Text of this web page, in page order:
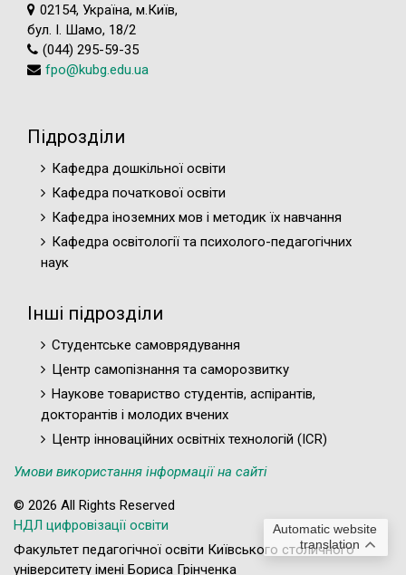
Automatic website
translation
02154, Україна, м.Київ,
бул. І. Шамо, 18/2
(044) 295-59-35
fpo@kubg.edu.ua
Підрозділи
Кафедра дошкільної освіти
Кафедра початкової освіти
Кафедра іноземних мов і методик їх навчання
Кафедра освітології та психолого-педагогічних
наук
Інші підрозділи
Студентське самоврядування
Центр самопізнання та саморозвитку
Наукове товариство студентів, аспірантів,
докторантів і молодих вчених
Центр інноваційних освітніх технологій (ICR)
Умови використання інформації на сайті
© 2026 All Rights Reserved
НДЛ цифровізації освіти
Факультет педагогічної освіти Київського столичного
університету імені Бориса Грінченка